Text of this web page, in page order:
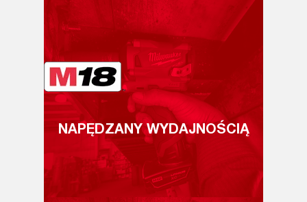
NAPĘDZANY WYDAJNOŚCIĄ